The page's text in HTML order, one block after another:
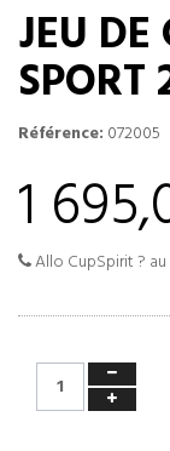
JEU
SPORT
Référence: 072005
1
Allo CupSpirit ? au